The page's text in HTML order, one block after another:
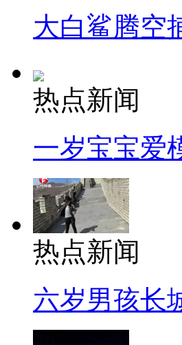
大白鲨腾空
热点新闻
一岁宝宝爱
热点新闻
六岁男孩长